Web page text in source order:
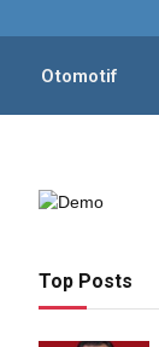
Otomotif
Top Posts